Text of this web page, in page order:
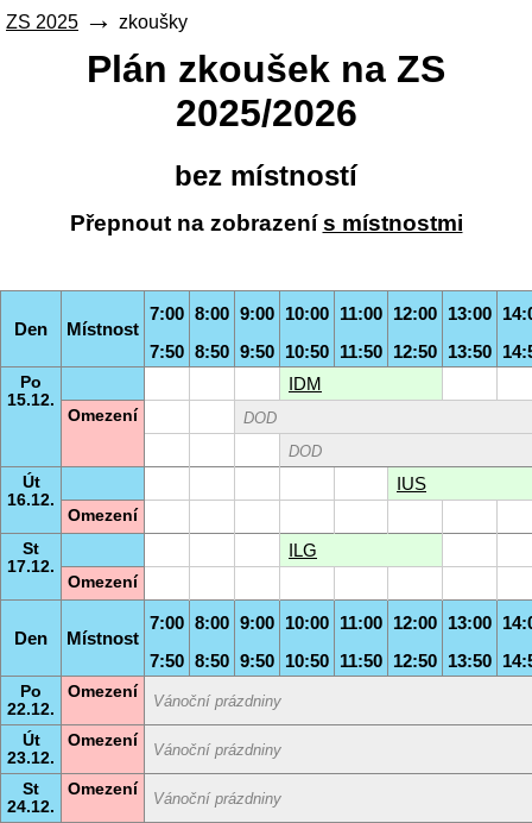
ZS 2025 zkoušky
Plán zkoušek na ZS
2025/2026
bez místností
Přepnout na zobrazenís místnostmi
Den Místnost
7:00 8:00 9:00 10:00 11:00 12:00 13:00
7:50 8:50 9:50 10:50 11:50 12:50 13:50
Po
15.12.
IDM
Omezení
DOD
DOD
Út
16.12.
IUS
Omezení
St
17.12.
ILG
Omezení
Den Místnost
7:00 8:00 9:00 10:00 11:00 12:00 13:00
7:50 8:50 9:50 10:50 11:50 12:50 13:50
Po
22.12.
Omezení
Vánoční prázdniny
Út
23.12.
Omezení
Vánoční prázdniny
St
24.12.
Omezení
Vánoční prázdniny